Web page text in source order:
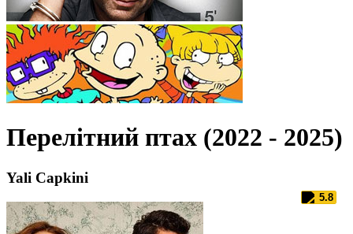
Перелітний птах (2022 - 2025)
Yali Capkini
5.8